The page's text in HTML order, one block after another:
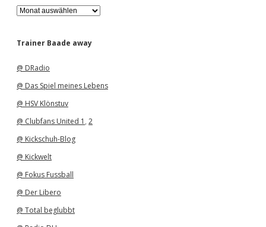
A
r
h
Trainer Baade away
@ DRadio
@ Das Spiel meines Lebens
@ HSV Klönstuv
@ Clubfans United 1 , 2
@ Kickschuh-Blog
@ Kickwelt
@ Fokus Fussball
@ Der Libero
@ Total beglubbt